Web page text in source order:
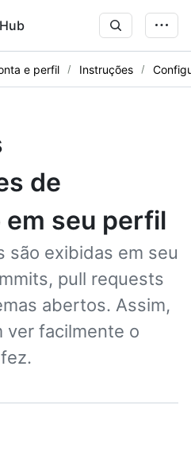
e perfil Instruções
de
seu perfil
são exibidas em seu
pull requests
abertos. Assim,
ver facilmente o